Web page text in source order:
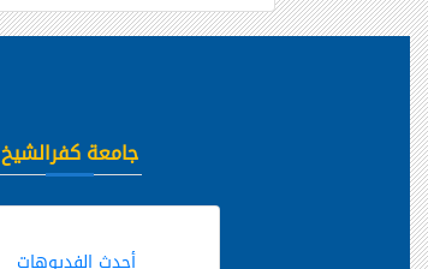
جامعة كفرالشيخ
أحدث الفديوهات